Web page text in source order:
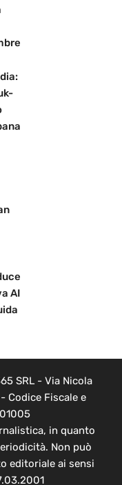
AI
SRL - Via Nicola
Codice Fiscale e
in quanto
Non può
editoriale ai sensi